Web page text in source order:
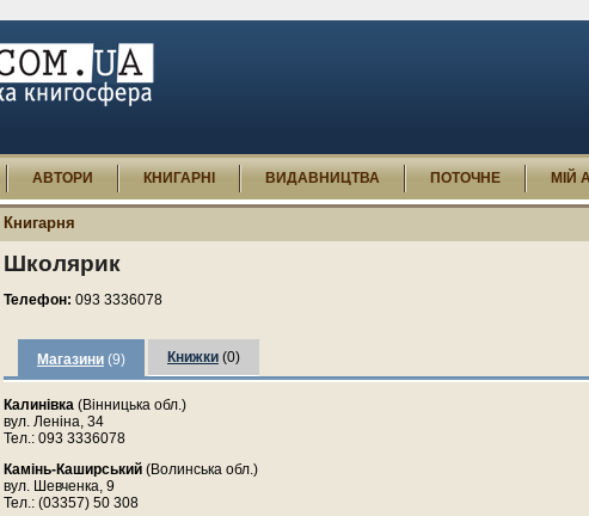
АВТОРИ КНИГАРНІ ВИДАВНИЦТВА ПОТОЧНЕ МІЙ
Книгарня
Школярик
Телефон: 093 3336078
Магазини (9) Книжки (0)
Калинівка (Вінницька обл.)
вул. Леніна, 34
Тел.: 093 3336078
Камінь-Каширський (Волинська обл.)
вул. Шевченка, 9
Тел.: (03357) 50 308